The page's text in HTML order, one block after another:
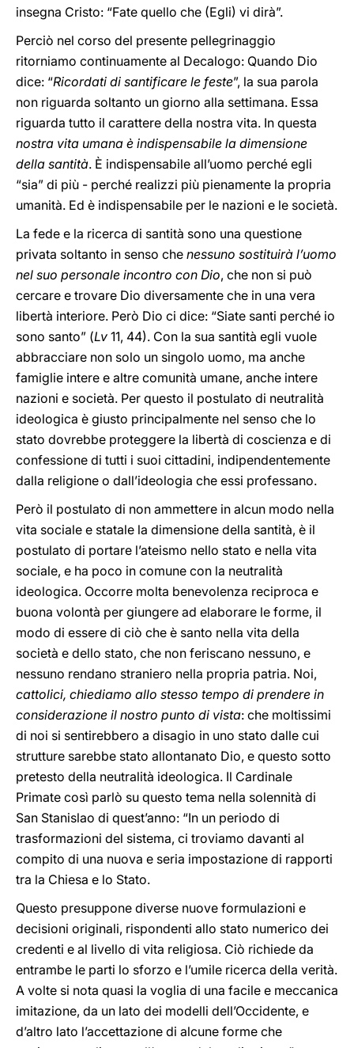
insegna Cristo: “Fate quello che (Egli) vi dirà”.
Perciò nel corso del presente pellegrinaggio
ritorniamo continuamente al Decalogo: Quando Dio
dice: “Ricordati di santificare le feste”, la sua parola
non riguarda soltanto un giorno alla settimana. Essa
riguarda tutto il carattere della nostra vita. In questa
nostra vita umana è indispensabile la dimensione
della santità. È indispensabile all’uomo perché egli
“sia” di più - perché realizzi più pienamente la propria
umanità. Ed è indispensabile per le nazioni e le società.
La fede e la ricerca di santità sono una questione
privata soltanto in senso che nessuno sostituirà l’uomo
nel suo personale incontro con Dio, che non si può
cercare e trovare Dio diversamente che in una vera
libertà interiore. Però Dio ci dice: “Siate santi perché io
sono santo” (Lv 11, 44). Con la sua santità egli vuole
abbracciare non solo un singolo uomo, ma anche
famiglie intere e altre comunità umane, anche intere
nazioni e società. Per questo il postulato di neutralità
ideologica è giusto principalmente nel senso che lo
stato dovrebbe proteggere la libertà di coscienza e di
confessione di tutti i suoi cittadini, indipendentemente
dalla religione o dall’ideologia che essi professano.
Però il postulato di non ammettere in alcun modo nella
vita sociale e statale la dimensione della santità, è il
postulato di portare l’ateismo nello stato e nella vita
sociale, e ha poco in comune con la neutralità
ideologica. Occorre molta benevolenza reciproca e
buona volontà per giungere ad elaborare le forme, il
modo di essere di ciò che è santo nella vita della
società e dello stato, che non feriscano nessuno, e
nessuno rendano straniero nella propria patria. Noi,
cattolici, chiediamo allo stesso tempo di prendere in
considerazione il nostro punto di vista: che moltissimi
di noi si sentirebbero a disagio in uno stato dalle cui
strutture sarebbe stato allontanato Dio, e questo sotto
pretesto della neutralità ideologica. Il Cardinale
Primate così parlò su questo tema nella solennità di
San Stanislao di quest’anno: “In un periodo di
trasformazioni del sistema, ci troviamo davanti al
compito di una nuova e seria impostazione di rapporti
tra la Chiesa e lo Stato.
Questo presuppone diverse nuove formulazioni e
decisioni originali, rispondenti allo stato numerico dei
credenti e al livello di vita religiosa. Ciò richiede da
entrambe le parti lo sforzo e l’umile ricerca della verità.
A volte si nota quasi la voglia di una facile e meccanica
imitazione, da un lato dei modelli dell’Occidente, e
d’altro lato l’accettazione di alcune forme che